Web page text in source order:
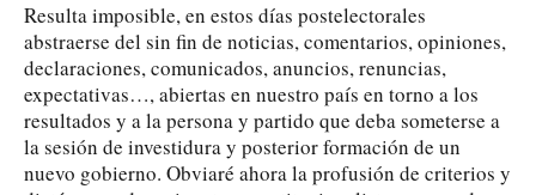
Resulta imposible, en estos días postelectorales
abstraerse del sin fin de noticias, comentarios, opiniones,
declaraciones, comunicados, anuncios, renuncias,
expectativas…, abiertas en nuestro país en torno a los
resultados y a la persona y partido que deba someterse a
la sesión de investidura y posterior formación de un
nuevo gobierno. Obviaré ahora la profusión de criterios y